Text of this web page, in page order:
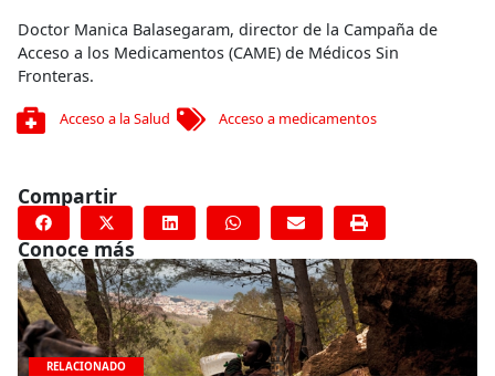
Doctor Manica Balasegaram, director de la Campaña de
Acceso a los Medicamentos (CAME) de Médicos Sin
Fronteras.
Acceso a la Salud Acceso a medicamentos
Compartir
Conoce más
RELACIONADO